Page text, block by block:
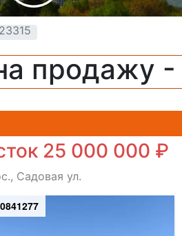
продажу
25 000 000 ₽
Садовая ул.